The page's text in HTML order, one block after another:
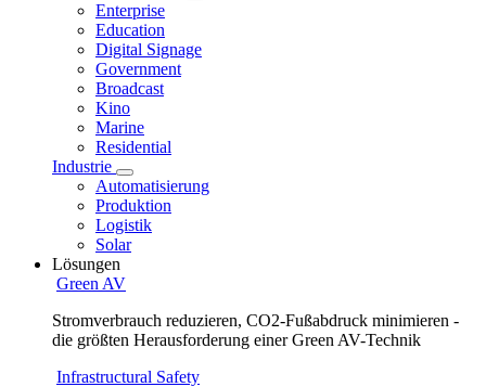
Enterprise
Education
Digital Signage
Government
Broadcast
Kino
Marine
Residential
Industrie
Automatisierung
Produktion
Logistik
Solar
Lösungen
Green AV
Stromverbrauch reduzieren, CO2-Fußabdruck minimieren -
die größten Herausforderung einer Green AV-Technik
Infrastructural Safety